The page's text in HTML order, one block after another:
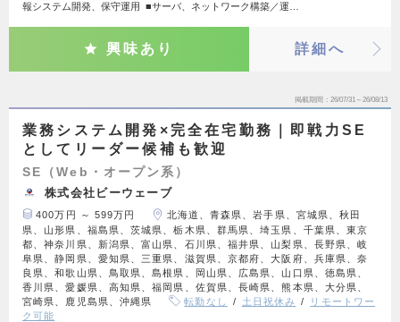
報システム開発、保守運用 ■サーバ、ネットワーク構築／運…
興味あり 詳細へ
掲載期間 26/07/31～26/08/13
業務システム開発×完全在宅勤務｜即戦力SE
としてリーダー候補も歓迎
SE（Web・オープン系）
株式会社ビーウェーブ
400万円 ～ 599万円
北海道、青森県、岩手県、宮城県、秋田
県、山形県、福島県、茨城県、栃木県、群馬県、埼玉県、千葉県、東京
都、神奈川県、新潟県、富山県、石川県、福井県、山梨県、長野県、岐
阜県、静岡県、愛知県、三重県、滋賀県、京都府、大阪府、兵庫県、奈
良県、和歌山県、鳥取県、島根県、岡山県、広島県、山口県、徳島県、
香川県、愛媛県、高知県、福岡県、佐賀県、長崎県、熊本県、大分県、
宮崎県、鹿児島県、沖縄県
転勤なし 土日祝休み
リモートワー
ク可能